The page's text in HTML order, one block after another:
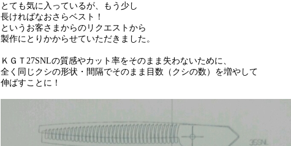
とても気に入っているが、もう少し
長ければなおさらベスト！
というお客さまからのリクエストから
製作にとりかからせていただきました。
ＫＧＴ27SNLの質感やカット率をそのまま失わないために、
全く同じクシの形状・間隔でそのまま目数（クシの数）を増やして
伸ばすことに！